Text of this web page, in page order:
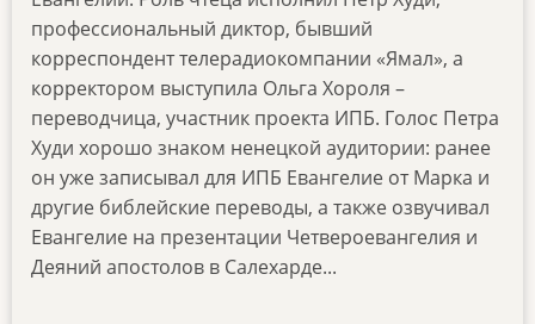
профессиональный диктор, бывший
корреспондент телерадиокомпании «Ямал», а
корректором выступила Ольга Хороля –
переводчица, участник проекта ИПБ. Голос Петра
Худи хорошо знаком ненецкой аудитории: ранее
он уже записывал для ИПБ Евангелие от Марка и
другие библейские переводы, а также озвучивал
Евангелие на презентации Четвероевангелия и
Деяний апостолов в Салехарде...